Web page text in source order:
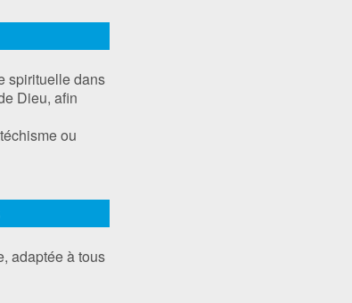
spirituelle dans
Dieu, afin
ou
adaptée à tous